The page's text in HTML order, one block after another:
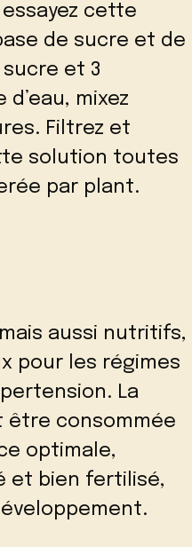
cette
de sucre et de
sucre et 3
mixez
Filtrez et
solution toutes
par plant.
aussi nutritifs,
pour les régimes
La
être consommée
optimale,
et bien fertilisé,